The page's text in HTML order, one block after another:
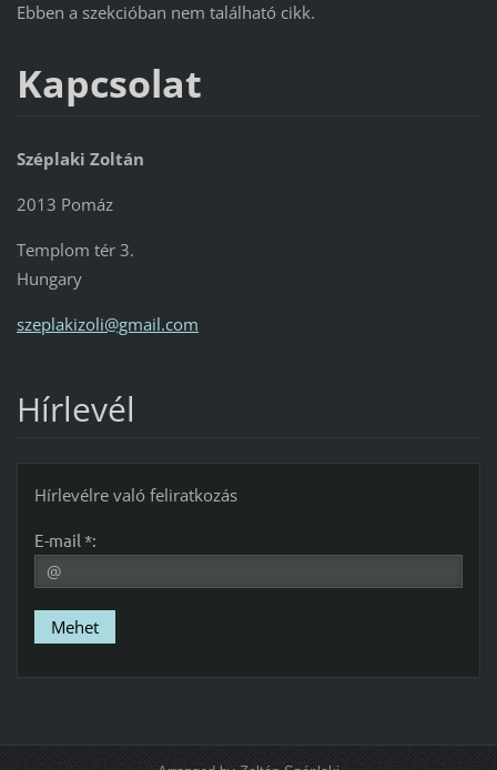
Ebben a szekcióban nem található cikk.
Kapcsolat
Széplaki Zoltán
2013 Pomáz
Templom tér 3.
Hungary
szeplakizoli@gmail.com
Hírlevél
Hírlevélre való feliratkozás
E-mail *: